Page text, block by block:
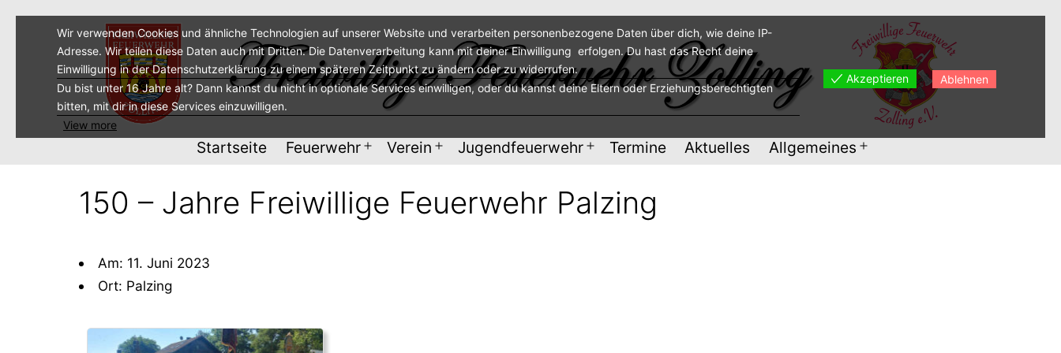
Startseite Feuerwehr MenüVerein MenüJugendfeuerwehr MenüTermine Aktuelles Allgemeines Menü
150 – Jahre Freiwillige Feuerwehr Palzing
Am: 11. Juni 2023
Ort: Palzing
Wir verwenden Cookies und ähnliche Technologien auf unserer Website und verarbeiten personenbezogene Daten über dich, wie deine IP-
Adresse. Wir teilen diese Daten auch mit Dritten. Die Datenverarbeitung kann mit deiner Einwilligung erfolgen. Du hast das Recht deine
Einwilligung in der Datenschutzerklärung zu einem späteren Zeitpunkt zu ändern oder zu widerrufen.
Du bist unter 16 Jahre alt? Dann kannst du nicht in optionale Services einwilligen, oder du kannst deine Eltern oder Erziehungsberechtigten
bitten, mit dir in diese Services einzuwilligen.
View more
Akzeptieren Ablehnen